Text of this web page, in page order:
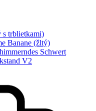
s trblietkami)
Banane (žltý)
Schwert
V2